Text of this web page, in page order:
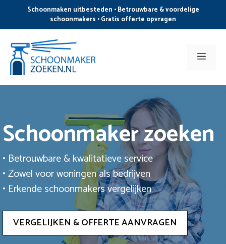
de
inhoud
Schoonmaken uitbesteden • Betrouwbare & voordelige
schoonmakers • Gratis offerte opvragen
Menu
Schoonmaker zoeken
• Betrouwbare & kwalitatieve service
• Zowel voor woningen als bedrijven
• Erkende schoonmakers vergelijken
VERGELIJKEN & OFFERTE AANVRAGEN